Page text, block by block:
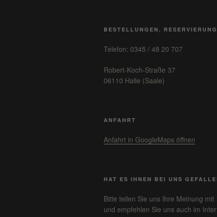
BESTELLUNGEN,
Telefon: 0345 / 48 20 707
Robert-Koch-Straße 37
06110 Halle (Saale)
ANFAHRT
Anfahrt in GoogleMaps öffnen
HAT ES IHNEN BEI UNS
Bitte teilen Sie uns Ihre Meinung mit
und empfehlen Sie uns auch im